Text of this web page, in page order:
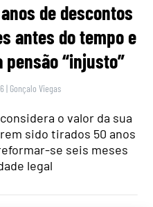
de descontos
antes do tempo e
“injusto”
| Gonçalo Viegas
o valor da sua
sido tirados 50 anos
se seis meses
legal